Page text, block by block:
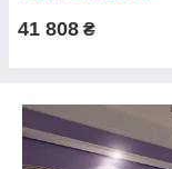
41 808 ₴